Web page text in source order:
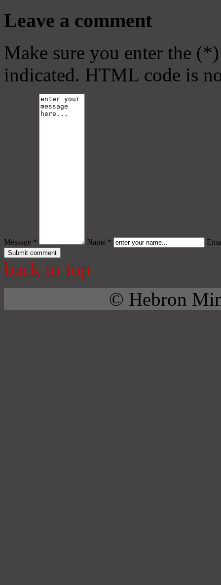
Leave a comment
Make sure you enter the
indicated. HTML code is
Message * Name *
back to top
© Hebron